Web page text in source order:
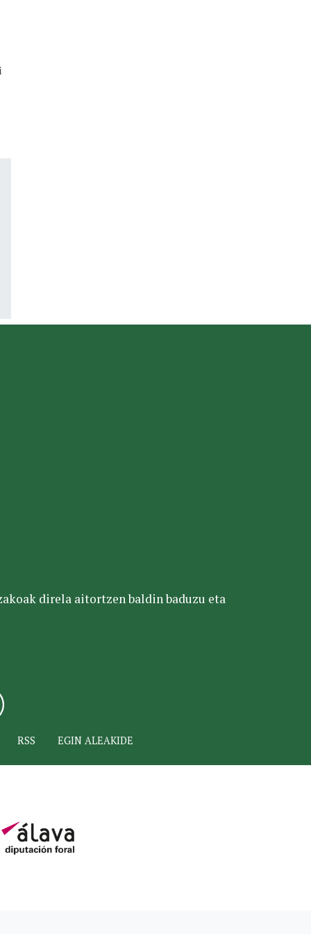
direla aitortzen baldin baduzu eta
RSS EGIN ALEAKIDE